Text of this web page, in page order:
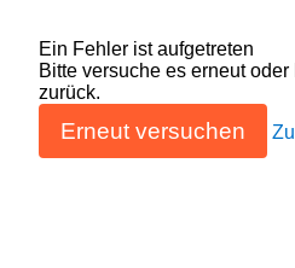
Ein Fehler ist aufgetreten
Bitte versuche es erneut
zurück.
Erneut versuchen